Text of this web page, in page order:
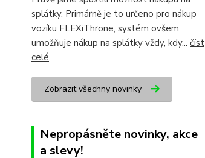
splátky. Primárně je to určeno pro nákup
vozíku FLEXiThrone, systém ovšem
umožňuje nákup na splátky vždy, kdy... číst
celé
Zobrazit všechny novinky
Nepropásněte novinky, akce
a slevy!